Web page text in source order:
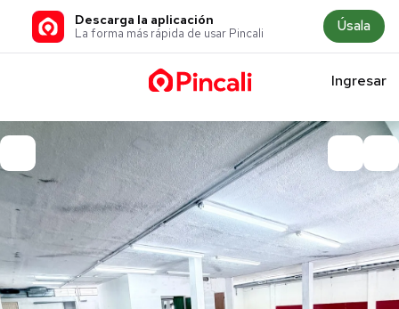
Descarga la aplicación
La forma más rápida de usar Pincali Úsala
Ingresar